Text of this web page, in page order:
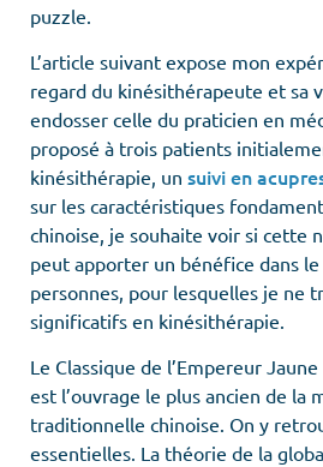
puzzle.
L’article suivant expose mon
regard du kinésithérapeute et sa
endosser celle du praticien en
proposé à trois patients
kinésithérapie, un suivi en
sur les caractéristiques
chinoise, je souhaite voir si cette
peut apporter un bénéfice dans le
personnes, pour lesquelles je ne
significatifs en kinésithérapie.
Le Classique de l’Empereur
est l’ouvrage le plus ancien de la
traditionnelle chinoise. On y
essentielles. La théorie de la